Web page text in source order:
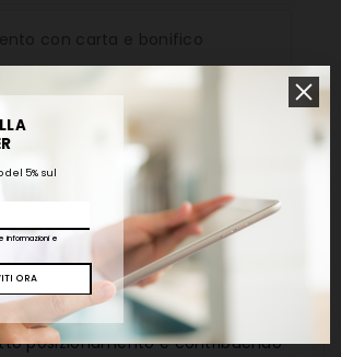
Descrizione
in rocchettodestinato al
medicazioni
, garantendo nel
posizionamento e contribuendo
del 5% sul
informazioni e